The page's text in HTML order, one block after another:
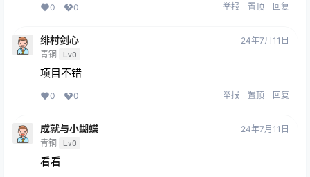
0 0 举报 置顶 回复
绯村剑心
青铜 Lv0
24年7月11日
项目不错
0 0 举报 置顶 回复
成就与小蝴蝶
青铜 Lv0
24年7月11日
看看